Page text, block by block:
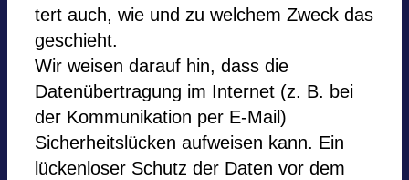
tert auch, wie und zu wel­chem Zweck das
geschieht.
Wir wei­sen dar­auf hin, dass die
Datenübertragung im Inter­net (z. B. bei
der Kom­mu­ni­ka­tion per E‑Mail)
Sicherheitslücken auf­wei­sen kann. Ein
lückenloser Schutz der Daten vor dem